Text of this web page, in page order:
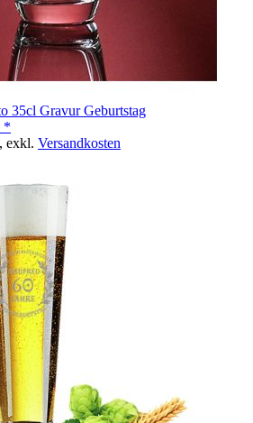
35cl Gravur Geburtstag
*
, exkl. Versandkosten